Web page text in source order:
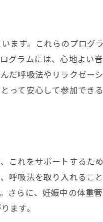
を整えるポイント
ム
の静かな空間でリフレ
フレッシュ法
ます。これらのプログ
グラムには、心地よい
だ呼吸法やリラクゼー
って安心して参加でき
これをサポートするた
呼吸法を取り入れるこ
さらに、妊娠中の体重
ます。